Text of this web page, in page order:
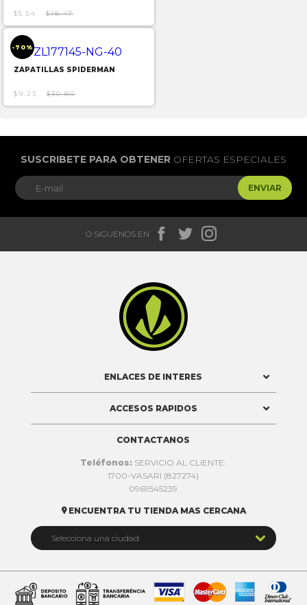
$5.54 $18.47
-70%
ZAPATILLAS SPIDERMAN
$9.23 $30.80
SUSCRIBETE PARA OBTENER OFERTAS ESPECIALES
ENVIAR
O SIGUENOS EN   

ENLACES DE INTERES
ACCESOS RAPIDOS
CONTACTANOS
Teléfonos: SERVICIO AL CLIENTE:
1700-VASARI (827274)
0969545239
 ENCUENTRA TU TIENDA MAS CERCANA
Selecciona una ciudad 
Cuenca